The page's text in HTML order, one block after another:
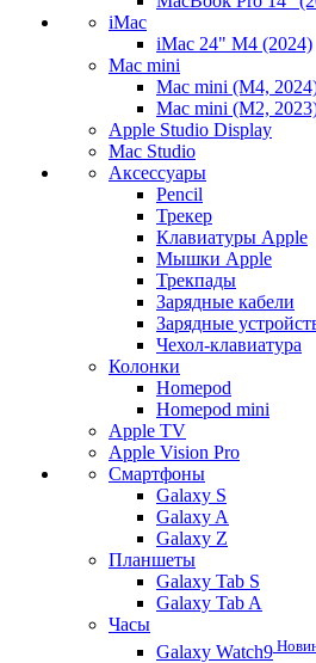
iMac
iMac 24" M4 (2024)
Mac mini
Mac mini (M4,
Mac mini (M2,
Apple Studio Display
Mac Studio
Аксессуары
Pencil
Трекер
Клавиатуры Apple
Мышки Apple
Трекпады
Зарядные кабели
Зарядные
Чехол-клавиатура
Колонки
Homepod
Homepod mini
Apple TV
Apple Vision Pro
Смартфоны
Galaxy S
Galaxy A
Galaxy Z
Планшеты
Galaxy Tab S
Galaxy Tab A
Часы
Galaxy Watch9